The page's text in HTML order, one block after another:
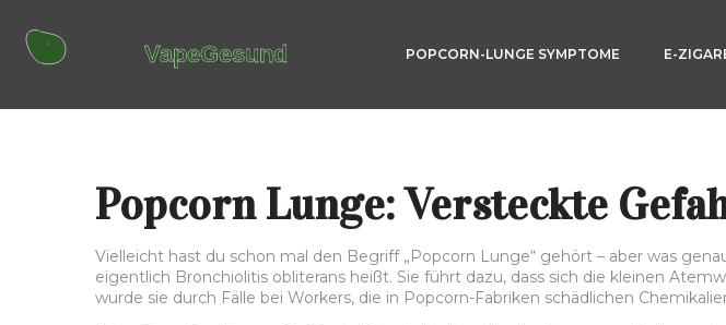
POPCORN-LUNGE SYMPTOME E-
Popcorn Lunge: Versteckte
Vielleicht hast du schon mal den Begriff „Popcorn Lunge“ gehört – aber was
eigentlich Bronchiolitis obliterans heißt. Sie führt dazu, dass sich die kleinen
wurde sie durch Fälle bei Workers, die in Popcorn-Fabriken schädlichen